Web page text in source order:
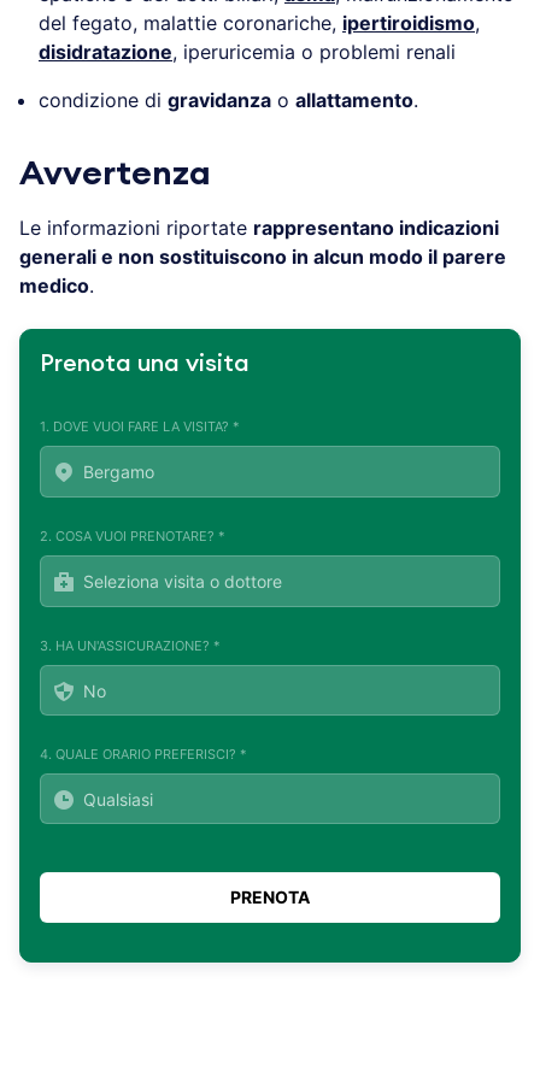
del fegato, malattie coronariche, ipertiroidismo,
disidratazione, iperuricemia o problemi renali
condizione di gravidanza o allattamento.
Avvertenza
Le informazioni riportate rappresentano indicazioni
generali e non sostituiscono in alcun modo il parere
medico.
Prenota una visita
1. DOVE VUOI FARE LA VISITA? *
2. COSA VUOI PRENOTARE? *
3. HA UN'ASSICURAZIONE? *
4. QUALE ORARIO PREFERISCI? *